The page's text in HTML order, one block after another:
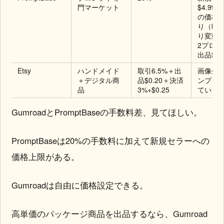
門マーケット
$4.99
の価格
り（時
り変動
2プロ
出品制
Etsy
ハンドメイド
＋デジタル商
品
取引6.5%＋出
品$0.20＋決済
3%+$0.25
画像生
ンプト
ている
GumroadとPromptBaseの手数料差、見てほしい。
PromptBaseは20%の手数料に加えて新規セラーへの
価格上限がある。
Gumroadは自由に価格設定できる。
高単価のパッケージ商品を出品するなら、Gumroad